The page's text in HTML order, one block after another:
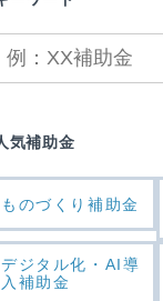
気補助金
ものづくり補助金
デジタル化・AI導
入補助金